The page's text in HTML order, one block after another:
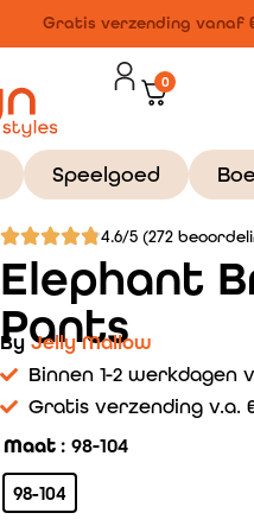
Gratis verzending vanaf
0
Speelgoed
4.6/5 (272
Elephant
Pants
ByJelly Mallow
Binnen 1-2 werkdagen
Gratis verzending v.a.
Maat : 98-104
98-104